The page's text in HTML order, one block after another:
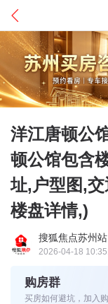
洋江唐顿公
顿公馆包含
址,户型图,
楼盘详情,)
搜狐焦点苏州站
2026-04-18
购房群
买房如何避坑，加入